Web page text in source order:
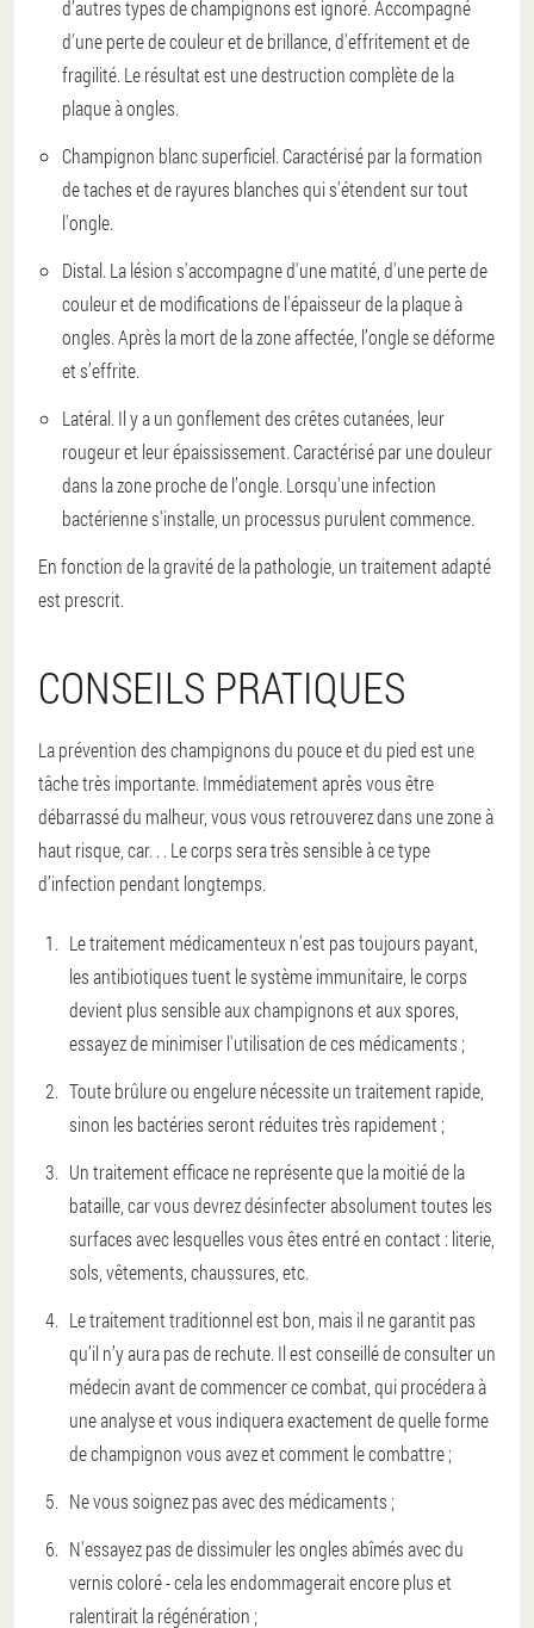
d’autres types de champignons est ignoré. Accompagné
d'une perte de couleur et de brillance, d'effritement et de
fragilité. Le résultat est une destruction complète de la
plaque à ongles.
Champignon blanc superficiel. Caractérisé par la formation
de taches et de rayures blanches qui s'étendent sur tout
l'ongle.
Distal. La lésion s'accompagne d'une matité, d'une perte de
couleur et de modifications de l'épaisseur de la plaque à
ongles. Après la mort de la zone affectée, l’ongle se déforme
et s’effrite.
Latéral. Il y a un gonflement des crêtes cutanées, leur
rougeur et leur épaississement. Caractérisé par une douleur
dans la zone proche de l’ongle. Lorsqu'une infection
bactérienne s'installe, un processus purulent commence.
En fonction de la gravité de la pathologie, un traitement adapté
est prescrit.
CONSEILS PRATIQUES
La prévention des champignons du pouce et du pied est une
tâche très importante. Immédiatement après vous être
débarrassé du malheur, vous vous retrouverez dans une zone à
haut risque, car. . . Le corps sera très sensible à ce type
d’infection pendant longtemps.
Le traitement médicamenteux n'est pas toujours payant,
les antibiotiques tuent le système immunitaire, le corps
devient plus sensible aux champignons et aux spores,
essayez de minimiser l'utilisation de ces médicaments ;
Toute brûlure ou engelure nécessite un traitement rapide,
sinon les bactéries seront réduites très rapidement ;
Un traitement efficace ne représente que la moitié de la
bataille, car vous devrez désinfecter absolument toutes les
surfaces avec lesquelles vous êtes entré en contact : literie,
sols, vêtements, chaussures, etc.
Le traitement traditionnel est bon, mais il ne garantit pas
qu’il n’y aura pas de rechute. Il est conseillé de consulter un
médecin avant de commencer ce combat, qui procédera à
une analyse et vous indiquera exactement de quelle forme
de champignon vous avez et comment le combattre ;
Ne vous soignez pas avec des médicaments ;
N'essayez pas de dissimuler les ongles abîmés avec du
vernis coloré - cela les endommagerait encore plus et
ralentirait la régénération ;